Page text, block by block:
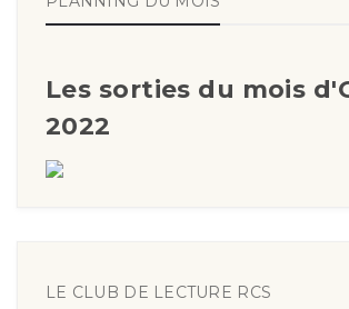
Les sorties du mois
2022
LE CLUB DE LECTURE RCS